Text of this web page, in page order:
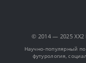
© 2014 — 2025
Научно-популярный
футурология,